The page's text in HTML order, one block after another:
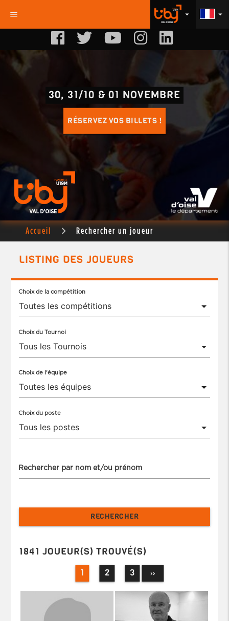
menu arrow_drop_down
arrow_drop_down
30, 31/10 & 01 NOVEMBRE
RÉSERVEZ VOS BILLETS !
Accueil Rechercher un joueur
LISTING DES JOUEURS
Choix de la compétition
Choix du Tournoi
Choix de l'équipe
Choix du poste
Rechercher par nom et/ou prénom
1841 JOUEUR(S) TROUVÉ(S)
1 2 3 ››